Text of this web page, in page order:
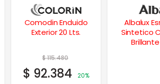
Comodin Enduido
Exterior 20 Lts.
115.480
92.384
20%
Albalux
Sintetico
Brillante 1 Lt.